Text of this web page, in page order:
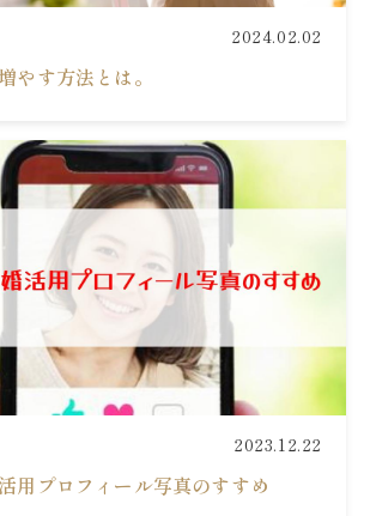
2024.02.02
やす方法とは。
2023.12.22
用プロフィール写真のすすめ